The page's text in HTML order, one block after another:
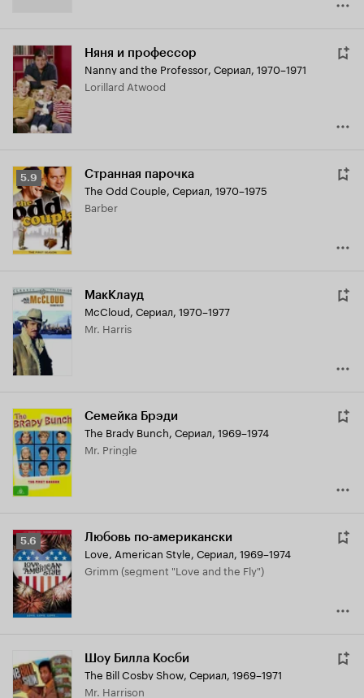
Няня и профессор
Nanny and the Professor, Сериал, 1970–1971
Lorillard Atwood
Рейтинг
Кинопоиска
5.9
5.9 Странная парочка
The Odd Couple, Сериал, 1970–1975
Barber
МакКлауд
McCloud, Сериал, 1970–1977
Mr. Harris
Семейка Брэди
The Brady Bunch, Сериал, 1969–1974
Mr. Pringle
Рейтинг
Кинопоиска
5.6
5.6 Любовь по-американски
Love, American Style, Сериал, 1969–1974
Grimm (segment "Love and the Fly")
Шоу Билла Косби
The Bill Cosby Show, Сериал, 1969–1971
Mr. Harrison